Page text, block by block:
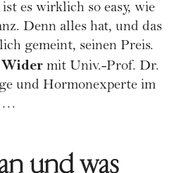
es wirklich so easy, wie
Denn alles hat, und das
gemeint, seinen Preis.
mit Univ.-Prof. Dr.
und Hormonexperte im
…
und was